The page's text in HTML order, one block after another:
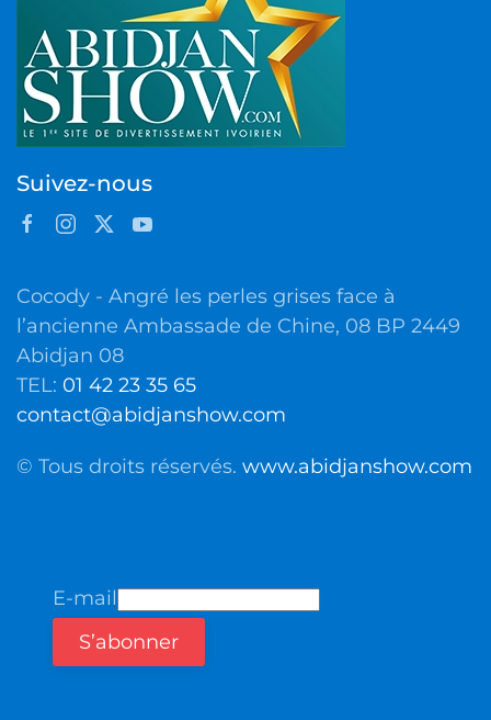
Suivez-nous
Cocody - Angré les perles grises face à
l’ancienne Ambassade de Chine, 08 BP 2449
Abidjan 08
TEL: 01 42 23 35 65
contact@abidjanshow.com
© Tous droits réservés. www.abidjanshow.com
E-mail
S’abonner